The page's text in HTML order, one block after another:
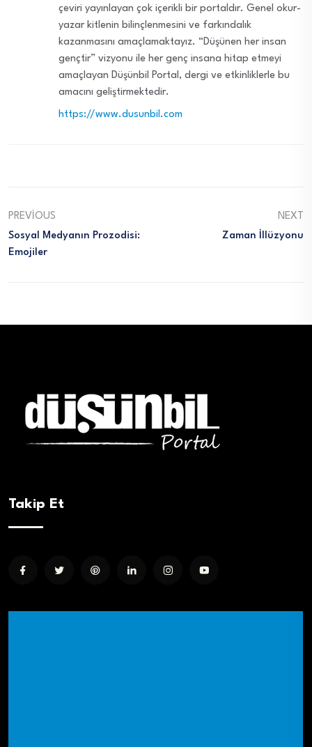
çeviri yayınlayan çok içerikli bir portaldır. Genel okur-
yazar kitlenin bilinçlenmesini ve farkındalık
kazanmasını amaçlamaktayız. “Düşünen her insan
gençtir” vizyonu ile her genç insana hitap etmeyi
amaçlayan Düşünbil Portal, dergi ve etkinliklerle bu
amacını geliştirmektedir.
https://www.dusunbil.com
PREVIOUS
Sosyal Medyanın Prozodisi:
Emojiler
NEXT
Zaman İllüzyonu
Takip Et